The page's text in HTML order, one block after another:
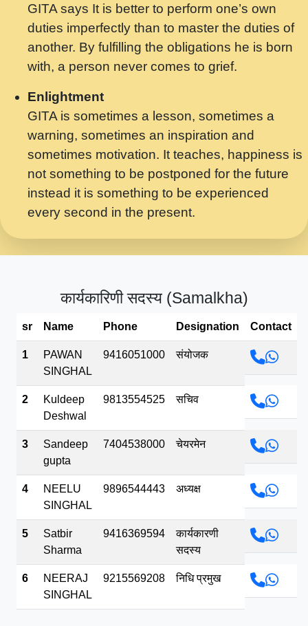
मर गनय न अपरध लडडल शर रध.... Shri
ravinandan shastri ji maharaj.mp3
मेरे मन हरी का ध्यान लगा - भजन भाव - 2018 -
Rishikesh - Swami Gyananand Ji
Maharaj.mp3
यह हसरत तलब ह नकज कमर Yahi Hasraten
Talab Hai Bhav Pravah #bhajan.mp3
लडल ज बल ल क ज न लग Sadhvi Purnima Ji
7.9.2021 जवल नगर दलल #बसर.mp3
सख भ मझ पयर ह दख भ मझ पयर ह!छड म कस दत
सपरहट भजन 2021 - तर अखय ह जद भर बहर ज म
सपरहट शयम भजन - जय जय शयम जय जय शयम
भव.mp3
GITA says It is better to perform one’s own
duties imperfectly than to master the duties of
another. By fulfilling the obligations he is born
with, a person never comes to grief.
Enlightment
GITA is sometimes a lesson, sometimes a
warning, sometimes an inspiration and
sometimes motivation. It teaches, happiness is
not something to be postponed for the future
instead it is something to be experienced
every second in the present.
कार्यकारिणी सदस्य (Samalkha)
sr Name Phone Designation Contact
1
PAWAN
SINGHAL
9416051000 संयोजक
2
Kuldeep
Deshwal
9813554525 सचिव
3
Sandeep
gupta
7404538000 चेयरमेन
4
NEELU
SINGHAL
9896544443 अध्यक्ष
5
Satbir
Sharma
9416369594
कार्यकारणी
सदस्य
6
NEERAJ
SINGHAL
9215569208 निधि प्रमुख